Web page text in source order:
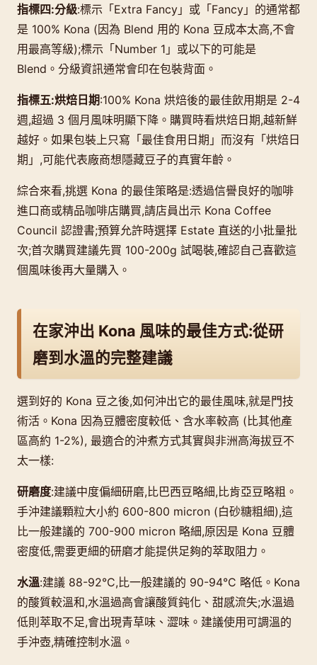
指標四:分級:標示「Extra Fancy」或「Fancy」的通常都
是 100% Kona (因為 Blend 用的 Kona 豆成本太高,不會
用最高等級);標示「Number 1」或以下的可能是
Blend。分級資訊通常會印在包裝背面。
指標五:烘焙日期:100% Kona 烘焙後的最佳飲用期是 2-4
週,超過 3 個月風味明顯下降。購買時看烘焙日期,越新鮮
越好。如果包裝上只寫「最佳食用日期」而沒有「烘焙日
期」,可能代表廠商想隱藏豆子的真實年齡。
綜合來看,挑選 Kona 的最佳策略是:透過信譽良好的咖啡
進口商或精品咖啡店購買,請店員出示 Kona Coffee
Council 認證書;預算允許時選擇 Estate 直送的小批量批
次;首次購買建議先買 100-200g 試喝裝,確認自己喜歡這
個風味後再大量購入。
在家沖出 Kona 風味的最佳方式:從研
磨到水溫的完整建議
選到好的 Kona 豆之後,如何沖出它的最佳風味,就是門技
術活。Kona 因為豆體密度較低、含水率較高 (比其他產
區高約 1-2%), 最適合的沖煮方式其實與非洲高海拔豆不
太一樣:
研磨度:建議中度偏細研磨,比巴西豆略細,比肯亞豆略粗。
手沖建議顆粒大小約 600-800 micron (白砂糖粗細),這
比一般建議的 700-900 micron 略細,原因是 Kona 豆體
密度低,需要更細的研磨才能提供足夠的萃取阻力。
水溫:建議 88-92°C,比一般建議的 90-94°C 略低。Kona
的酸質較溫和,水溫過高會讓酸質鈍化、甜感流失;水溫過
低則萃取不足,會出現青草味、澀味。建議使用可調溫的
手沖壺,精確控制水溫。